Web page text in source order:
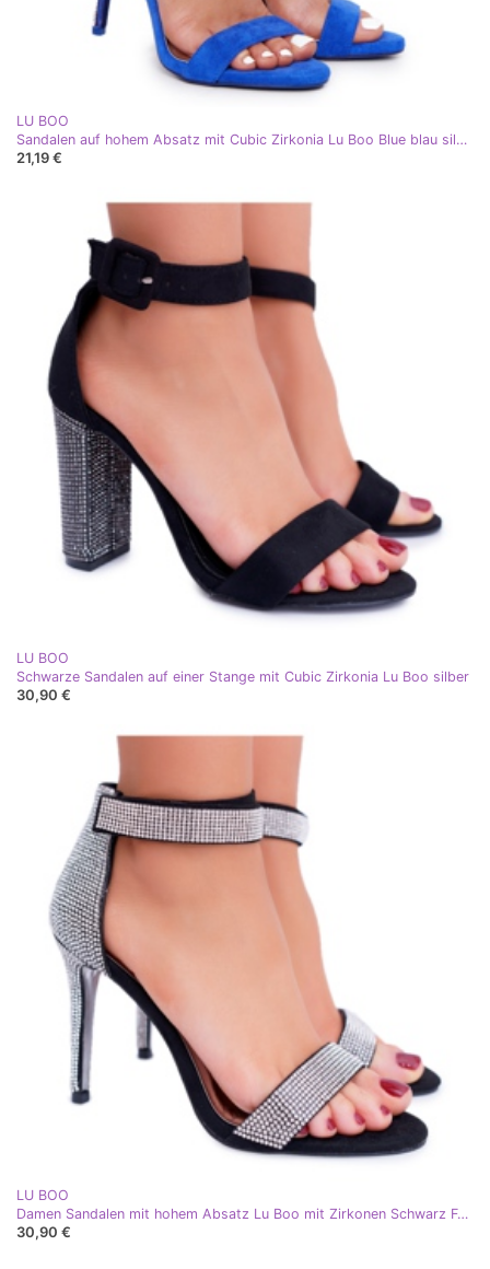
LU BOO
Sandalen auf hohem Absatz mit Cubic Zirkonia Lu Boo Blue blau silber
21,19 €
LU BOO
Schwarze Sandalen auf einer Stange mit Cubic Zirkonia Lu Boo silber
30,90 €
LU BOO
Damen Sandalen mit hohem Absatz Lu Boo mit Zirkonen Schwarz Feuerwerk silber
30,90 €